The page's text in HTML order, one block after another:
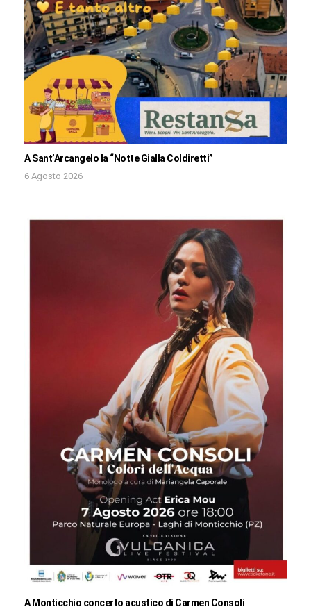
A Sant’Arcangelo la “Notte Gialla Coldiretti”
6 Agosto 2026
A Monticchio concerto acustico di Carmen Consoli